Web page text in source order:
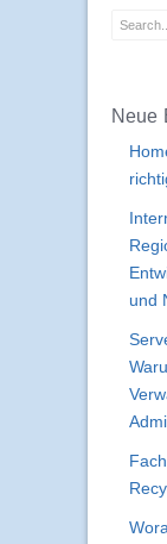
Neue
und